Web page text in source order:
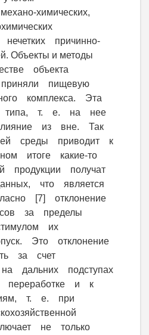
химических,
причинно-
Объекты и методы
объекта
пищевую
комплекса. Эта
типа, т. е. на нее
из вне. Так
среды приводит к
итоге какие-то
продукции получат
что является
[7] отклонение
за пределы
их
Это отклонение
за счет
дальних подступах
переработке и к
т. е. при
не только